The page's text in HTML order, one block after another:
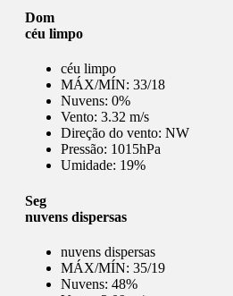
Dom
céu limpo
céu limpo
MÁX/MÍN: 33/18
Nuvens: 0%
Vento: 3.32 m/s
Direção do vento: NW
Pressão: 1015hPa
Umidade: 19%
Seg
nuvens dispersas
nuvens dispersas
MÁX/MÍN: 35/19
Nuvens: 48%